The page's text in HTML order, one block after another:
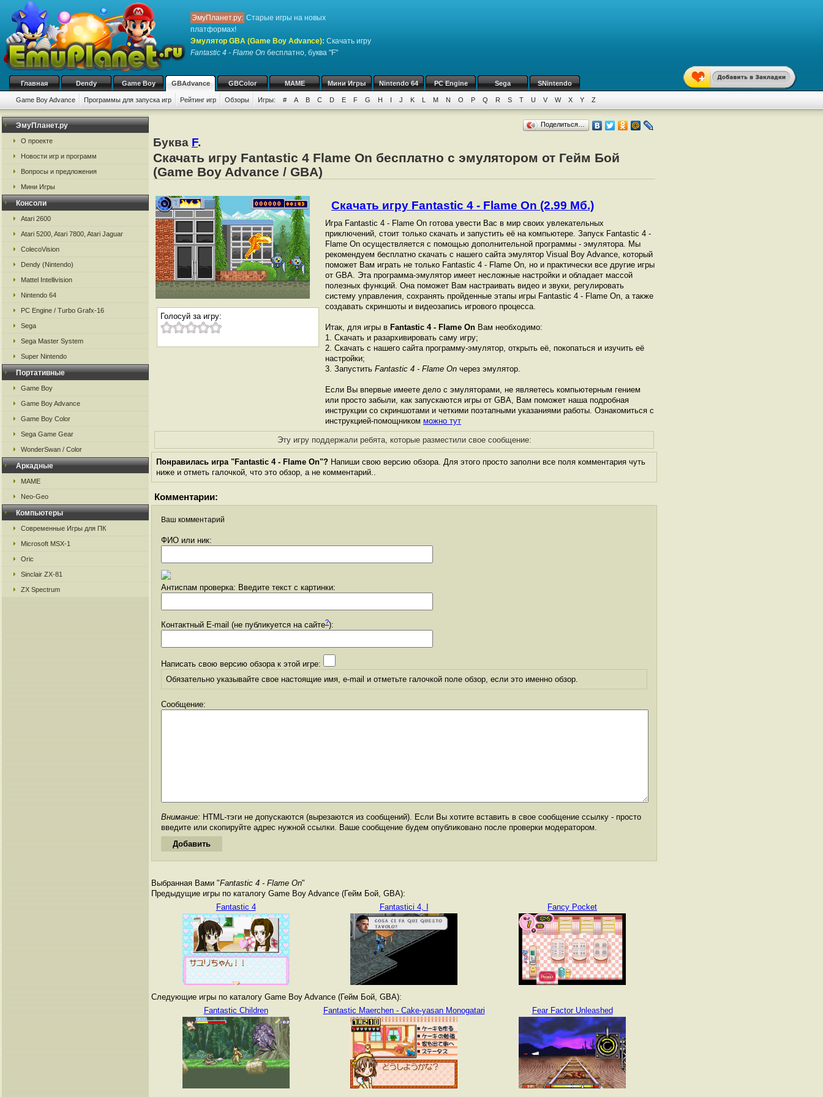
ЭмуПланет.ру: Старые игры на новых
платформах!
Эмулятор GBA (Game Boy Advance): Скачать игру
Fantastic 4 - Flame On бесплатно, буква "F"
Главная Dendy Game Boy GBAdvance GBColor MAME Мини Игры Nintendo 64 PC Engine Sega SNintendo
Game Boy Advance Программы для запуска игр Рейтинг игр Обзоры Игры: # A B C D E F G H I J K L M N O P Q R S T U V W X Y Z
ЭмуПланет.ру
О проекте
Новости игр и программ
Вопросы и предложения
Мини Игры
Консоли
Atari 2600
Atari 5200, Atari 7800, Atari Jaguar
ColecoVision
Dendy (Nintendo)
Mattel Intellivision
Nintendo 64
PC Engine / Turbo Grafx-16
Sega
Sega Master System
Super Nintendo
Портативные
Game Boy
Game Boy Advance
Game Boy Color
Sega Game Gear
WonderSwan / Color
Аркадные
MAME
Neo-Geo
Компьютеры
Современные Игры для ПК
Microsoft MSX-1
Oric
Sinclair ZX-81
ZX Spectrum
Поделиться…
Буква F.
Скачать игру Fantastic 4 Flame On бесплатно с эмулятором от Гейм Бой
(Game Boy Advance / GBA)
Голосуй за игру:
Скачать игру Fantastic 4 - Flame On (2.99 Мб.)
Игра Fantastic 4 - Flame On готова увести Вас в мир своих увлекательных
приключений, стоит только скачать и запустить её на компьютере. Запуск Fantastic 4 -
Flame On осуществляется с помощью дополнительной программы - эмулятора. Мы
рекомендуем бесплатно скачать с нашего сайта эмулятор Visual Boy Advance, который
поможет Вам играть не только Fantastic 4 - Flame On, но и практически все другие игры
от GBА. Эта программа-эмулятор имеет несложные настройки и обладает массой
полезных функций. Она поможет Вам настраивать видео и звуки, регулировать
систему управления, сохранять пройденные этапы игры Fantastic 4 - Flame On, а также
создавать скриншоты и видеозапись игрового процесса.
Итак, для игры в Fantastic 4 - Flame On Вам необходимо:
1. Скачать и разархивировать саму игру;
2. Скачать с нашего сайта программу-эмулятор, открыть её, покопаться и изучить её
настройки;
3. Запустить Fantastic 4 - Flame On через эмулятор.
Если Вы впервые имеете дело с эмуляторами, не являетесь компьютерным гением
или просто забыли, как запускаются игры от GBА, Вам поможет наша подробная
инструкции со скриншотами и четкими поэтапными указаниями работы. Ознакомиться с
инструкцией-помощником можно тут
Эту игру поддержали ребята, которые разместили свое сообщение:
Понравилась игра "Fantastic 4 - Flame On"? Напиши свою версию обзора. Для этого просто заполни все поля комментария чуть
ниже и отметь галочкой, что это обзор, а не комментарий..
Комментарии:
Ваш комментарий
ФИО или ник:
Антиспам проверка: Введите текст с картинки:
Контактный E-mail (не публикуется на сайте?):
Написать свою версию обзора к этой игре:
Обязательно указывайте свое настоящие имя, e-mail и отметьте галочкой поле обзор, если это именно обзор.
Сообщение:
Внимание: HTML-тэги не допускаются (вырезаются из сообщений). Если Вы хотите вставить в свое сообщение ссылку - просто
введите или скопируйте адрес нужной ссылки. Ваше сообщение будем опубликовано после проверки модератором.
Выбранная Вами "Fantastic 4 - Flame On"
Предыдущие игры по каталогу Game Boy Advance (Гейм Бой, GBA):
Fantastic 4
Fantastici 4, I Fancy Pocket
Следующие игры по каталогу Game Boy Advance (Гейм Бой, GBA):
Fantastic Children
Fantastic Maerchen - Cake-yasan Monogatari Fear Factor Unleashed